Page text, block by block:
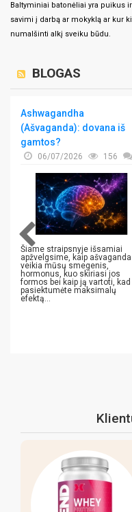
Baltyminiai batonėliai yra puikus
savimi į darbą ar mokyklą ar kur
numalšinti alkį sveiku būdu.
BLOGAS
Ashwagandha
(Ašvaganda): dovana iš
gamtos?
06/07/2026 156
Šiame straipsnyje išsamiai
apžvelgsime, kaip ašvaganda
veikia mūsų smegenis,
hormonus, kuo skiriasi jos
formos bei kaip ją vartoti, kad
pasiektumėte maksimalų
efektą...